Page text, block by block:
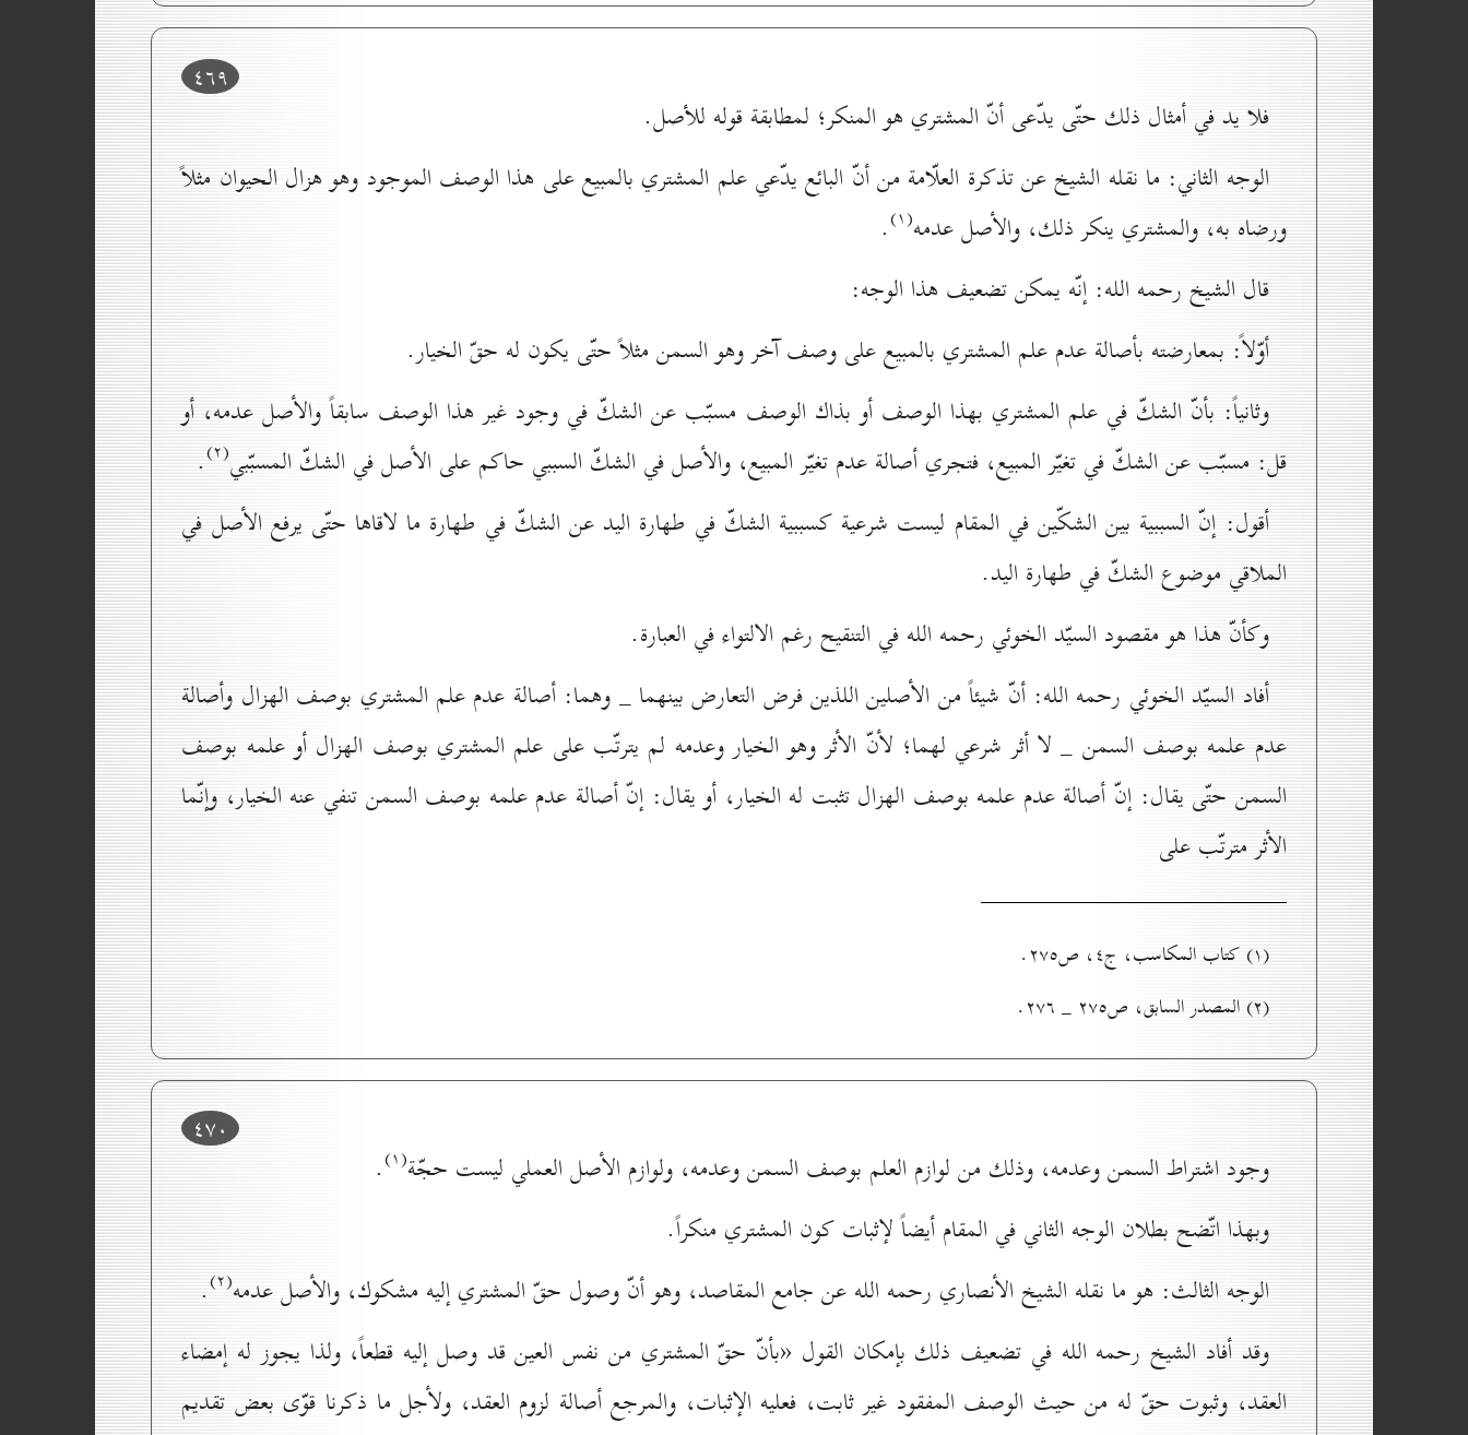
٤٦۹
فلا يد في أمثال ذلك حتّى يدّعی أنّ المشتري هو المنكر؛ لمطابقة قوله للأصل.
الوجه الثاني: ما نقله الشيخ عن تذكرة العلّامة من أنّ البائع يدّعي علم المشتري بالمبيع على هذا الوصف الموجود وهو هزال الحيوان مثلاً
ورضاه به، والمشتري ينكر ذلك، والأصل عدمه(۱)
.
قال الشيخ رحمه الله: إنّه يمكن تضعيف هذا الوجه:
أوّلاً: بمعارضته بأصالة عدم علم المشتري بالمبيع على وصف آخر وهو السمن مثلاً حتّى يكون له حقّ الخيار.
وثانياً: بأنّ الشكّ في علم المشتري بهذا الوصف أو بذاك الوصف مسبّب عن الشكّ في وجود غير هذا الوصف سابقاً والأصل عدمه، أو
قل: مسبّب عن الشكّ في تغيّر المبيع، فتجري أصالة عدم تغيّر المبيع، والأصل في الشكّ السببي حاكم على الأصل في الشكّ المسبّبي(۲) .
أقول: إنّ السببية بين الشكّين في المقام ليست شرعية كسببية الشكّ في طهارة اليد عن الشكّ في طهارة ما لاقاها حتّى يرفع الأصل في
الملاقي موضوع الشكّ في طهارة اليد.
وكأنّ هذا هو مقصود السيّد الخوئي رحمه الله في التنقيح رغم الالتواء في العبارة.
أفاد السيّد الخوئي رحمه الله: أنّ شيئاً من الأصلين اللذين فرض التعارض بينهما _ وهما: أصالة عدم علم المشتري بوصف الهزال وأصالة
عدم علمه بوصف السمن _ لا أثر شرعي لهما؛ لأنّ الأثر وهو الخيار وعدمه لم يترتّب على علم المشتري بوصف الهزال أو علمه بوصف
السمن حتّى يقال: إنّ أصالة عدم علمه بوصف الهزال تثبت له الخيار، أو يقال: إنّ أصالة عدم علمه بوصف السمن تنفي عنه الخيار، وإنّما
الأثر مترتّب على
(۱) کتاب المكاسب، ج٤، ص۲۷٥.
(۲) المصدر السابق، ص۲۷٥ _ ۲۷٦.
٤۷٠
وجود اشتراط السمن وعدمه، وذلك من لوازم العلم بوصف السمن وعدمه، ولوازم الأصل العملي ليست حجّة(۱)
.
وبهذا اتّضح بطلان الوجه الثاني في المقام أيضاً لإثبات كون المشتري منكراً.
الوجه الثالث: هو ما نقله الشيخ الأنصاري رحمه الله عن جامع المقاصد، وهو أنّ وصول حقّ المشتري إليه مشكوك، والأصل عدمه(۲) .
وقد أفاد الشيخ رحمه الله في تضعيف ذلك بإمكان القول «بأنّ حقّ المشتري من نفس العين قد وصل إليه قطعاً، ولذا يجوز له إمضاء
العقد، وثبوت حقّ له من حيث الوصف المفقود غير ثابت، فعليه الإثبات، والمرجع أصالة لزوم العقد، ولأجل ما ذكرنا قوّى بعض تقديم